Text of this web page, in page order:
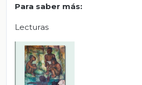
Para saber más:
Lecturas